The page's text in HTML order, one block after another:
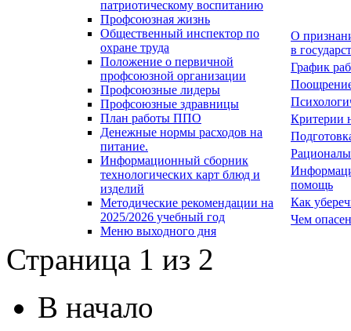
патриотическому воспитанию
Профсоюзная жизнь
Общественный инспектор по
охране труда
Положение о первичной
профсоюзной организации
Профсоюзные лидеры
Профсоюзные здравницы
План работы ППО
Денежные нормы расходов на
питание.
Информационный сборник
технологических карт блюд и
изделий
Методические рекомендации на
2025/2026 учебный год
Меню выходного дня
О
в
График
Критерии
помощь
Как
Чем
Страница 1 из 2
В начало